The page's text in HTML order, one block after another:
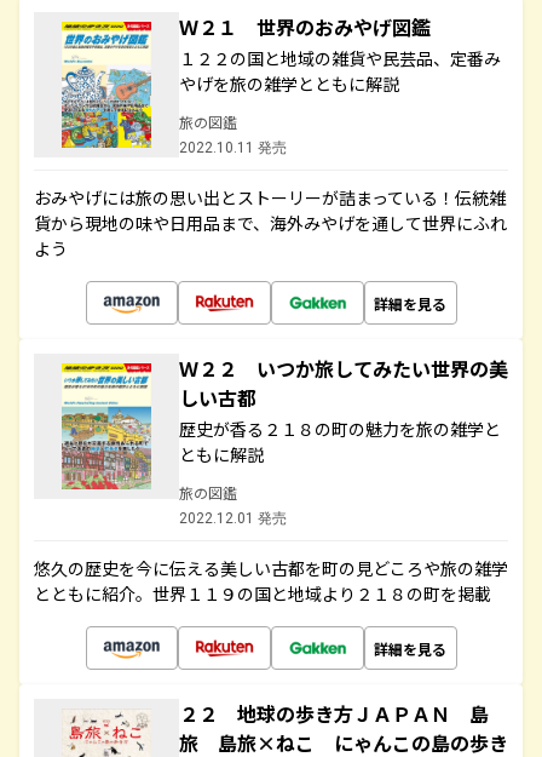
Ｗ２１ 世界のおみやげ図鑑
１２２の国と地域の雑貨や民芸品、定番み
やげを旅の雑学とともに解説
旅の図鑑
2022.10.11 発売
おみやげには旅の思い出とストーリーが詰まっている！伝統雑
貨から現地の味や日用品まで、海外みやげを通して世界にふれ
よう
詳細を見る
Ｗ２２ いつか旅してみたい世界の美
しい古都
歴史が香る２１８の町の魅力を旅の雑学と
ともに解説
旅の図鑑
2022.12.01 発売
悠久の歴史を今に伝える美しい古都を町の見どころや旅の雑学
とともに紹介。世界１１９の国と地域より２１８の町を掲載
詳細を見る
２２ 地球の歩き方ＪＡＰＡＮ 島
旅 島旅×ねこ にゃんこの島の歩き